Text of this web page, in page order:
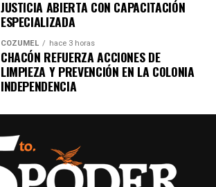
JUSTICIA ABIERTA CON CAPACITACIÓN
ESPECIALIZADA
COZUMEL hace 3 horas
CHACÓN REFUERZA ACCIONES DE
LIMPIEZA Y PREVENCIÓN EN LA COLONIA
INDEPENDENCIA